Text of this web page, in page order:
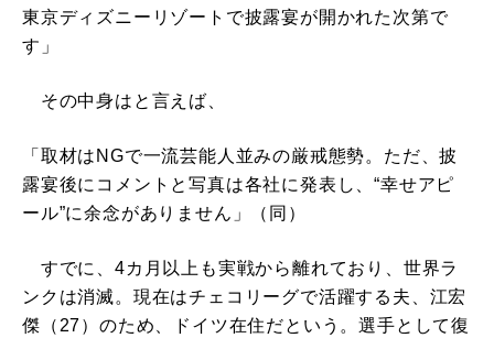
東京ディズニーリゾートで披露宴が開かれた次第で
す」
その中身はと言えば、
「取材はNGで一流芸能人並みの厳戒態勢。ただ、披
露宴後にコメントと写真は各社に発表し、“幸せアピ
ール”に余念がありません」（同）
すでに、4カ月以上も実戦から離れており、世界ラ
ンクは消滅。現在はチェコリーグで活躍する夫、江宏
傑（27）のため、ドイツ在住だという。選手として復